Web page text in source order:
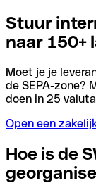
Stuur
naar 150+
Moet je je
de SEPA-zone?
doen in 25
Open een
Hoe is de